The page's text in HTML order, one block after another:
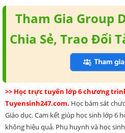
Tham Gia Group
Chia Sẻ, Trao Đổi
>> Học trực tuyến lớp 6 chương
Tuyensinh247.com. Học bám sát
Giáo dục. Cam kết giúp học sinh lớp 6
không hiệu quả. Phụ huynh và học